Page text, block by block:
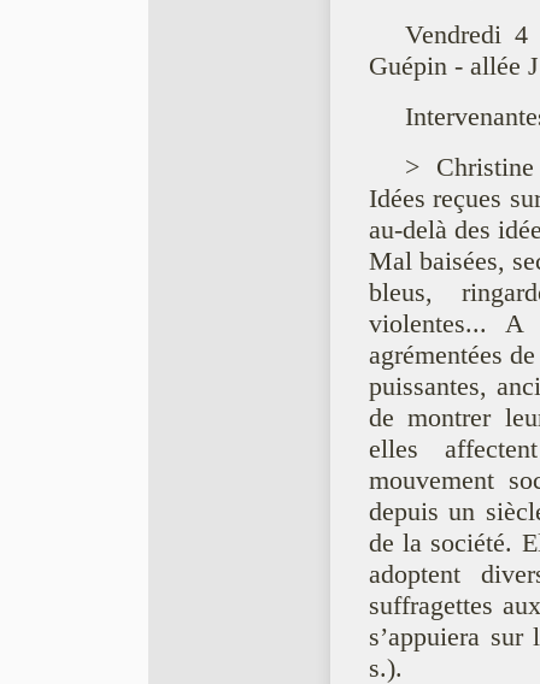
Vendredi
Guépin - allée
>
Idées reçues
au-delà des
Mal baisées,
bleus,
violentes... A
agrémentées
puissantes,
de montrer
elles
mouvement
depuis un
de la société.
adoptent
suffragettes
s’appuiera
s.).